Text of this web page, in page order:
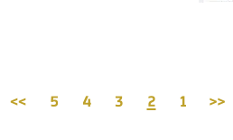
<<
1
2
3
4
5
>>